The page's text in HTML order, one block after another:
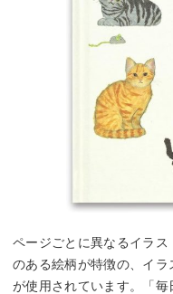
ページごとに異なるイラ
のある絵柄が特徴の、イラ
が使用されています。「